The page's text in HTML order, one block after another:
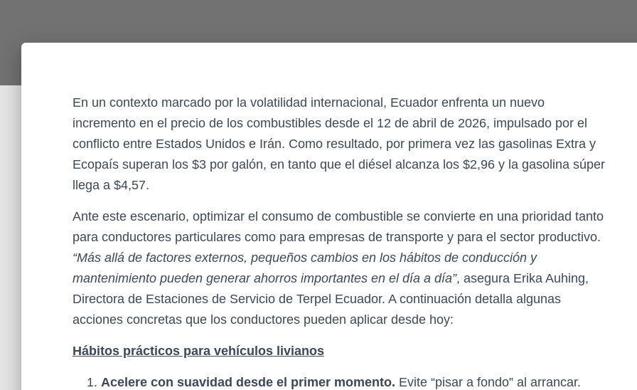
En un contexto marcado por la volatilidad internacional, Ecuador enfrenta un nuevo
incremento en el precio de los combustibles desde el 12 de abril de 2026, impulsado por el
conflicto entre Estados Unidos e Irán. Como resultado, por primera vez las gasolinas Extra y
Ecopaís superan los $3 por galón, en tanto que el diésel alcanza los $2,96 y la gasolina súper
llega a $4,57.
Ante este escenario, optimizar el consumo de combustible se convierte en una prioridad tanto
para conductores particulares como para empresas de transporte y para el sector productivo.
“Más allá de factores externos, pequeños cambios en los hábitos de conducción y
mantenimiento pueden generar ahorros importantes en el día a día”, asegura Erika Auhing,
Directora de Estaciones de Servicio de Terpel Ecuador. A continuación detalla algunas
acciones concretas que los conductores pueden aplicar desde hoy:
Hábitos prácticos para vehículos livianos
Acelere con suavidad desde el primer momento. Evite “pisar a fondo” al arrancar.